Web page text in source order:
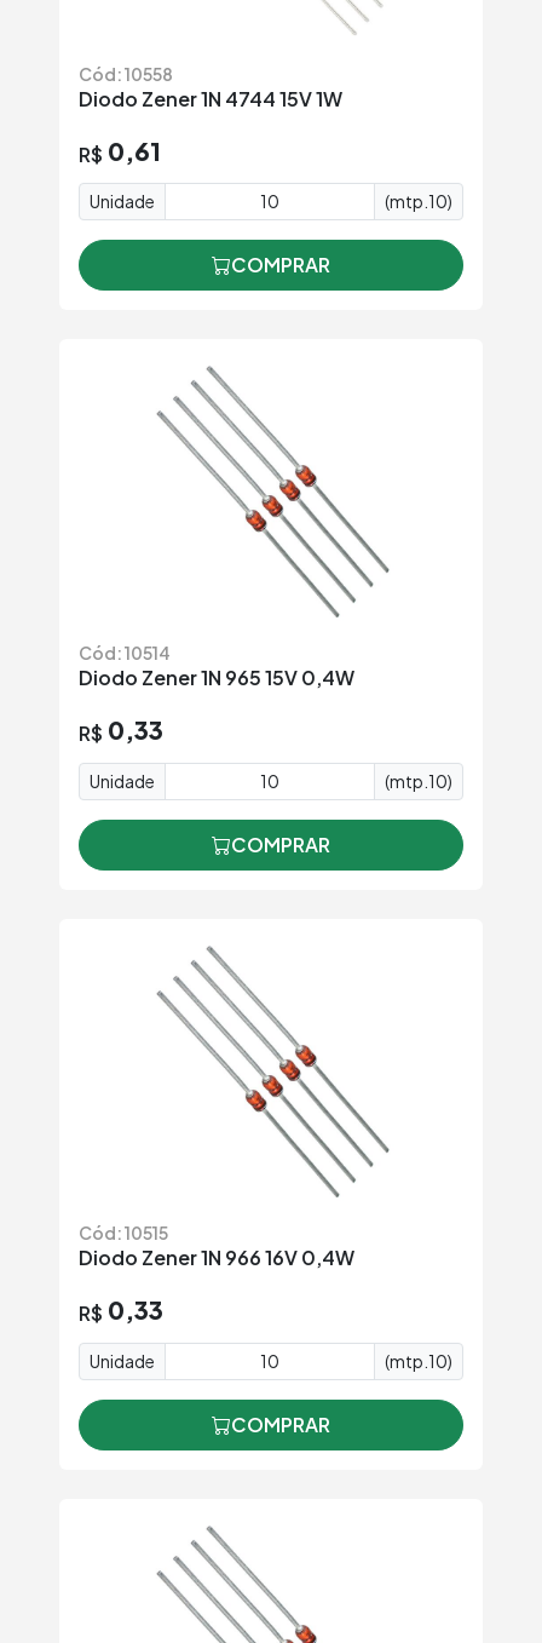
Cód: 10558
Diodo Zener 1N 4744 15V 1W
R$ 0,61
Unidade (mtp.10)
COMPRAR
Cód: 10514
Diodo Zener 1N 965 15V 0,4W
R$ 0,33
Unidade (mtp.10)
COMPRAR
Cód: 10515
Diodo Zener 1N 966 16V 0,4W
R$ 0,33
Unidade (mtp.10)
COMPRAR